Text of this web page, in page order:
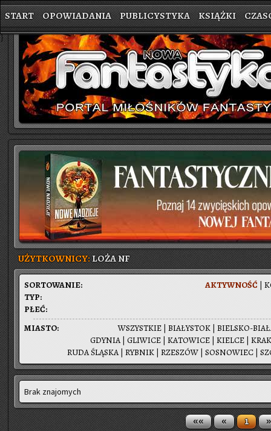
START OPOWIADANIA PUBLICYSTYKA KSIĄŻKI
}
UŻYTKOWNICY:LOŻA NF
AK­TYW­NOŚĆ |
SOR­TO­WA­NIE:
TYP:
PŁEĆ:
WSZYST­KIE | BIA­ŁY­STOK | BIEL­SKO-
GDY­NIA| GLI­WI­CE | KA­TO­WI­CE | KIEL­CE |
RUDA ŚLĄ­SKA| RYB­NIK | RZE­SZÓW | SO­SNO­WIEC |
MIA­STO:
Brak znajomych
«« « 1 »